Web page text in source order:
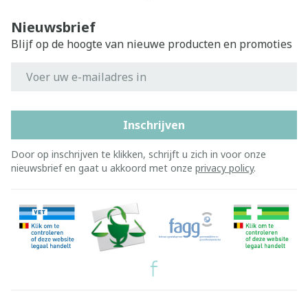
Nieuwsbrief
Blijf op de hoogte van nieuwe producten en promoties
Inschrijven
Door op inschrijven te klikken, schrijft u zich in voor onze
nieuwsbrief en gaat u akkoord met onze privacy policy.